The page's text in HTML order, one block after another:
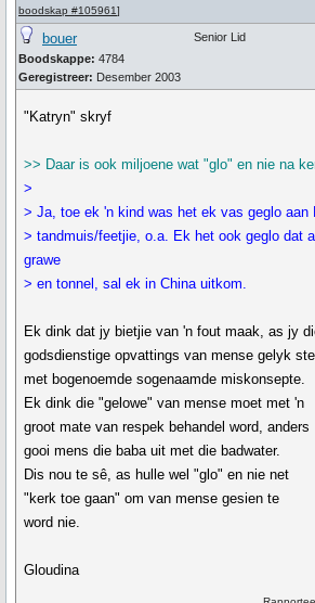
boodskap #105961]
bouer
Boodskappe: 4784
Geregistreer: Desember 2003
Senior Lid
"Katryn" skryf
>> Daar is ook miljoene wat "glo" en nie na
>
> Ja, toe ek 'n kind was het ek vas geglo aan
> tandmuis/feetjie, o.a. Ek het ook geglo dat
grawe
> en tonnel, sal ek in China uitkom.
Ek dink dat jy bietjie van 'n fout maak, as jy
godsdienstige opvattings van mense gelyk stel
met bogenoemde sogenaamde miskonsepte.
Ek dink die "gelowe" van mense moet met 'n
groot mate van respek behandel word, anders
gooi mens die baba uit met die badwater.
Dis nou te sê, as hulle wel "glo" en nie net
"kerk toe gaan" om van mense gesien te
word nie.
Gloudina